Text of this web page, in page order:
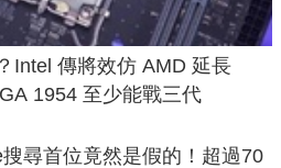
Intel 傳將效仿 AMD 延長
1954 至少能戰三代
尋首位竟然是假的！超過70